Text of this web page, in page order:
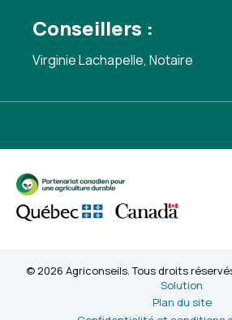
Conseillers :
Virginie Lachapelle, Notaire
© 2026 Agriconseils. Tous droits
Solution
Plan du site